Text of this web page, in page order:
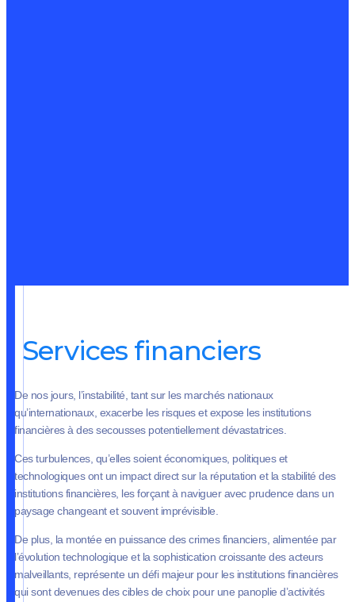
Services financiers
De nos jours, l’instabilité, tant sur les marchés nationaux
qu’internationaux, exacerbe les risques et expose les institutions
financières à des secousses potentiellement dévastatrices.
Ces turbulences, qu’elles soient économiques, politiques et
technologiques ont un impact direct sur la réputation et la stabilité des
institutions financières, les forçant à naviguer avec prudence dans un
paysage changeant et souvent imprévisible.
De plus, la montée en puissance des crimes financiers, alimentée par
l’évolution technologique et la sophistication croissante des acteurs
malveillants, représente un défi majeur pour les institutions financières
qui sont devenues des cibles de choix pour une panoplie d’activités